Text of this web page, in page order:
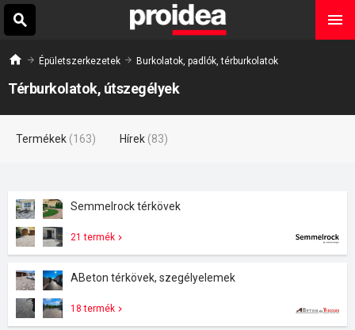
Épületszerkezetek Burkolatok, padlók, térburkolatok
Térburkolatok, útszegélyek
Termékek (163) Hírek (83)
Semmelrock térkövek
21 termék
ABeton térkövek, szegélyelemek
18 termék